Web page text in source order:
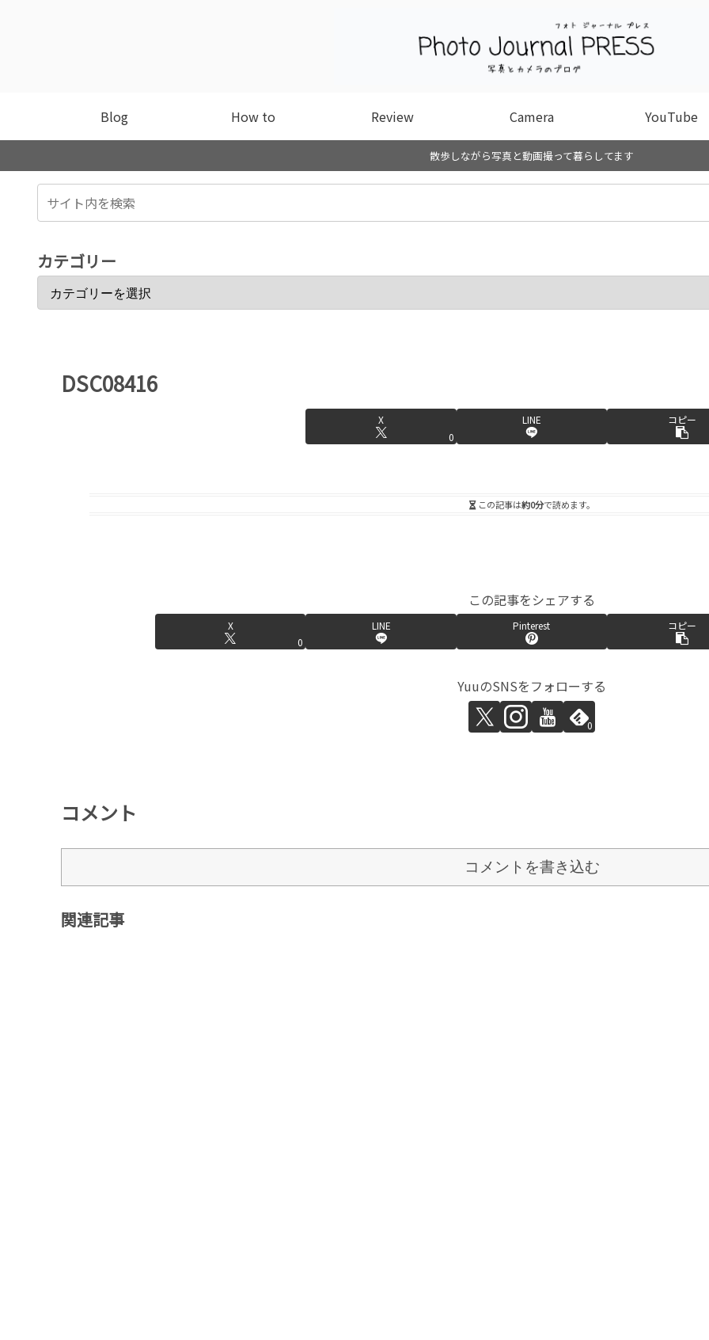
Blog How to Review Camera YouTube
散歩しながら写真と動画撮って暮らしてます
カテゴリー
DSC08416
X
0
LINE コピー
この記事は約0分で読めます。
この記事をシェアする
X
0
LINE Pinterest コピー
YuuのSNSをフォローする
0
コメント
コメントを書き込む
関連記事